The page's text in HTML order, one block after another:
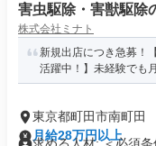
害虫駆除・害獣駆除
株式会社ミナト
新規出店につき急募！
活躍中！】未経験でも
東京都町田市南町田
月給28万円以上